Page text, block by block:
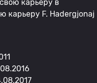
карьеру в
карьеру F. Hadergjonaj